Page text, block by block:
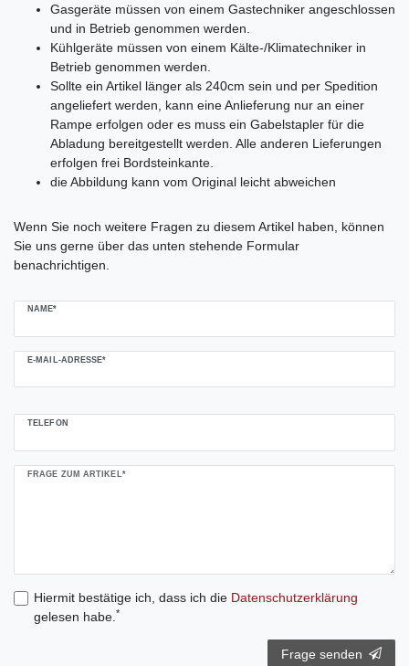
Gasgeräte müssen von einem Gastechniker angeschlossen
und in Betrieb genommen werden.
Kühlgeräte müssen von einem Kälte-/Klimatechniker in
Betrieb genommen werden.
Sollte ein Artikel länger als 240cm sein und per Spedition
angeliefert werden, kann eine Anlieferung nur an einer
Rampe erfolgen oder es muss ein Gabelstapler für die
Abladung bereitgestellt werden. Alle anderen Lieferungen
erfolgen frei Bordsteinkante.
die Abbildung kann vom Original leicht abweichen
Wenn Sie noch weitere Fragen zu diesem Artikel haben, können
Sie uns gerne über das unten stehende Formular
benachrichtigen.
NAME*
E-MAIL-ADRESSE*
TELEFON
FRAGE ZUM ARTIKEL*
Hiermit bestätige ich, dass ich die Daten­schutz­erklärung
gelesen habe. *
Frage senden